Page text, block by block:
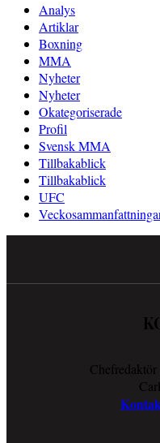
Analys
Artiklar
Boxning
MMA
Nyheter
Nyheter
Okategoriserade
Profil
Svensk MMA
Tillbakablick
Tillbakablick
UFC
Chefredaktör